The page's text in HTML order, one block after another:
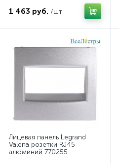
1 463 руб. /шт
Лицевая панель Legrand
Valena розетки RJ45
алюминий 770255